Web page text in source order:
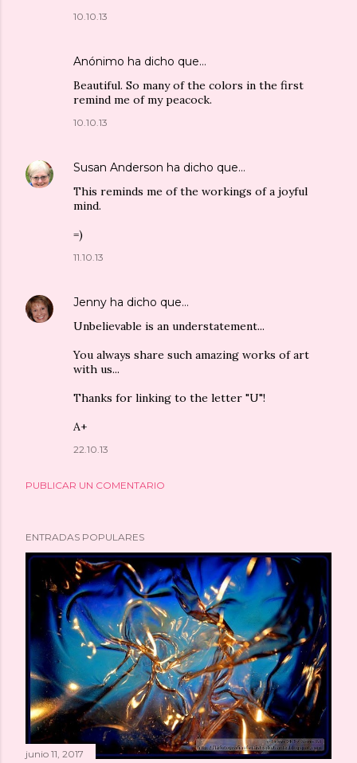
10.10.13
Anónimo ha dicho que…
Beautiful. So many of the colors in the first
remind me of my peacock.
10.10.13
Susan Anderson ha dicho que…
This reminds me of the workings of a joyful
mind.
=)
11.10.13
Jenny ha dicho que…
Unbelievable is an understatement...
You always share such amazing works of art
with us...
Thanks for linking to the letter "U"!
A+
22.10.13
PUBLICAR UN COMENTARIO
ENTRADAS POPULARES
junio 11, 2017